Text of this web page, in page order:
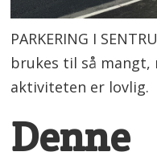
PARKERING I
brukes til så mangt,
aktiviteten er lovlig.
Denne